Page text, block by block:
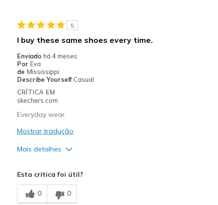
Casual Wear
Special Occasions
Travel
Sizing
View On Shoes
5
I buy these same shoes every time.
Enviado há 4 meses
Por Eva
de Mississippi
Describe Yourself Casual
CRÍTICA EM
skechers.com
Everyday wear.
Mostrar tradução
Mais detalhes
Comfortable
Esta crítica foi útil?
0 0